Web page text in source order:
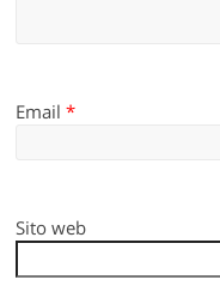
Email*
Sito web